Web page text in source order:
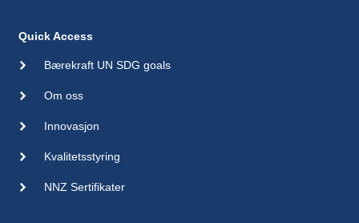
Quick Access
Bærekraft UN SDG goals
Om oss
Innovasjon
Kvalitetsstyring
NNZ Sertifikater